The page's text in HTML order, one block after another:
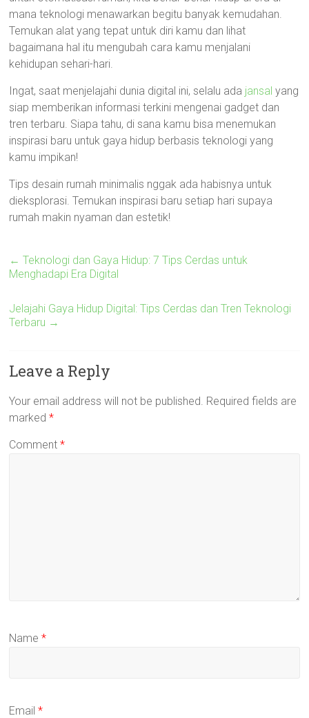
mana teknologi menawarkan begitu banyak kemudahan.
Temukan alat yang tepat untuk diri kamu dan lihat
bagaimana hal itu mengubah cara kamu menjalani
kehidupan sehari-hari.
Ingat, saat menjelajahi dunia digital ini, selalu ada jansal yang
siap memberikan informasi terkini mengenai gadget dan
tren terbaru. Siapa tahu, di sana kamu bisa menemukan
inspirasi baru untuk gaya hidup berbasis teknologi yang
kamu impikan!
Tips desain rumah minimalis nggak ada habisnya untuk
dieksplorasi. Temukan inspirasi baru setiap hari supaya
rumah makin nyaman dan estetik!
← Teknologi dan Gaya Hidup: 7 Tips Cerdas untuk
Menghadapi Era Digital
Jelajahi Gaya Hidup Digital: Tips Cerdas dan Tren Teknologi
Terbaru →
Leave a Reply
Your email address will not be published. Required fields are
marked*
Comment*
Name*
Email*